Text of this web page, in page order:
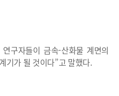
구자들이 금속-산화물 계면의
기가 될 것이다”고 말했다.